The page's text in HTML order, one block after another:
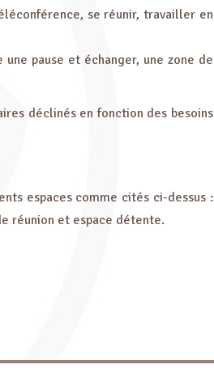
se réunir, travailler en
pause et échanger, une zone de
déclinés en fonction des besoins
espaces comme cités ci-dessus :
réunion et espace détente.